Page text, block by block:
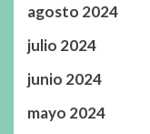
agosto 2024
julio 2024
junio 2024
mayo 2024